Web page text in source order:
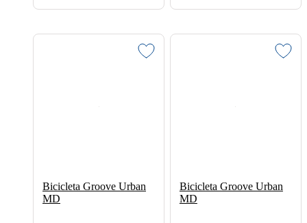
Bicicleta Groove Urban
MD
Bicicleta Groove Urban
MD